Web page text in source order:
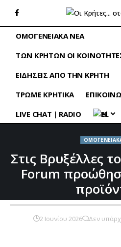
ΟΜΟΓΕΝΕΙΑΚΑ ΝΕΑ
ΤΩΝ ΚΡΗΤΩΝ ΟΙ
ΕΙΔΗΣΕΙΣ ΑΠΟ ΤΗΝ ΚΡΗΤΗ
ΤΡΩΜΕ ΚΡΗΤΙΚΑ
LIVE CHAT | RADIO
EL
Στις Βρυξέλλες
Forum
2 Ιουνίου 2026 Δεν